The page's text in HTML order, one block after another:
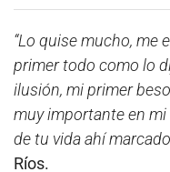
“Lo quise mucho, me
primer todo como lo
ilusión, mi primer
muy importante en mi
de tu vida ahí
Ríos.